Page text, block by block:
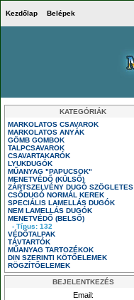
Kezdőlap Belépek
KATEGÓRIÁK
MARKOLATOS CSAVAROK
MARKOLATOS ANYÁK
GÖMB GOMBOK
TALPCSAVAROK
CSAVARTAKARÓK
LYUKDUGÓK
MŰANYAG "PAPUCSOK"
MENETVÉDŐ (KÜLSŐ)
ZÁRTSZELVÉNY DUGÓ SZÖGLETES
CSŐDUGÓ NORMÁL KEREK
SPECIÁLIS LAMELLÁS DUGÓK
NEM LAMELLÁS DUGÓK
MENETVÉDŐ (BELSŐ)
- Típus: 132
VÉDŐTALPAK
TÁVTARTÓK
MŰANYAG TARTOZÉKOK
DIN SZERINTI KÖTŐELEMEK
RÖGZÍTŐELEMEK
BEJELENTKEZÉS
Email: